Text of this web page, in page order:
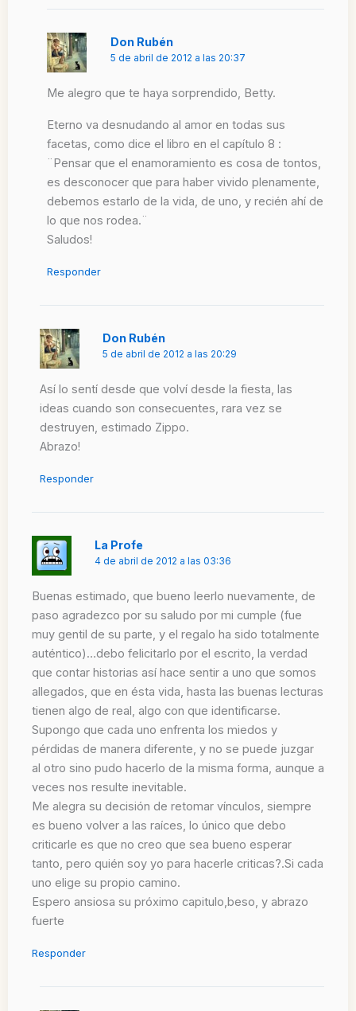
Don Rubén
5 de abril de 2012 a las 20:37
Me alegro que te haya sorprendido, Betty.
Eterno va desnudando al amor en todas sus
facetas, como dice el libro en el capítulo 8 :
¨Pensar que el enamoramiento es cosa de tontos,
es desconocer que para haber vivido plenamente,
debemos estarlo de la vida, de uno, y recién ahí de
lo que nos rodea.¨
Saludos!
Responder
Don Rubén
5 de abril de 2012 a las 20:29
Así lo sentí desde que volví desde la fiesta, las
ideas cuando son consecuentes, rara vez se
destruyen, estimado Zippo.
Abrazo!
Responder
La Profe
4 de abril de 2012 a las 03:36
Buenas estimado, que bueno leerlo nuevamente, de
paso agradezco por su saludo por mi cumple (fue
muy gentil de su parte, y el regalo ha sido totalmente
auténtico)…debo felicitarlo por el escrito, la verdad
que contar historias así hace sentir a uno que somos
allegados, que en ésta vida, hasta las buenas lecturas
tienen algo de real, algo con que identificarse.
Supongo que cada uno enfrenta los miedos y
pérdidas de manera diferente, y no se puede juzgar
al otro sino pudo hacerlo de la misma forma, aunque a
veces nos resulte inevitable.
Me alegra su decisión de retomar vínculos, siempre
es bueno volver a las raíces, lo único que debo
criticarle es que no creo que sea bueno esperar
tanto, pero quién soy yo para hacerle criticas?.Si cada
uno elige su propio camino.
Espero ansiosa su próximo capitulo,beso, y abrazo
fuerte
Responder